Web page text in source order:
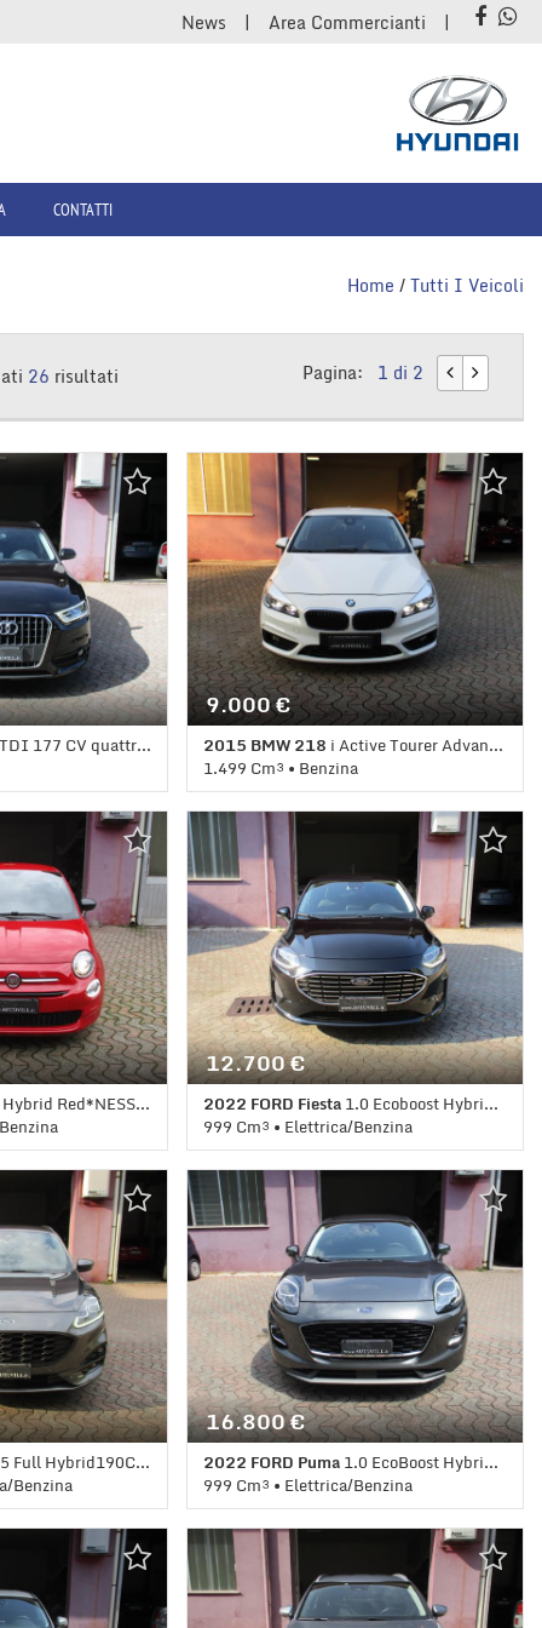
News Area Commercianti
CONTATTI
Home /Tutti I Veicoli
26 risultati Pagina: 1 di 2
CV quattro S tronic Advanced Plus
Automatico (7) •
• ABS •
• Airbag
• Alzacristalli
Cerchi in lega •
• Climatizzatore •
Control • ESP
antiparticolato •
• Park
posteriore
• Specchietti
9.000 €
2015 BMW 218 i Active Tourer Advantage *AUTOMATICA*NO PRIVATI
1.499 Cm³ • Benzina
119.000 Km • Cambio Automatico (6) •
Bianco pastello • 5 Porte • ABS • Airbag •
Airbag laterali • Airbag Passeggero •
Airbag testa • Alzacristalli elettrici •
Autoradio • Bluetooth • Cerchi in lega •
Chiusura centralizzata • Climatizzatore •
Controllo trazione • Cruise Control • ESP
• Fendinebbia • Immobilizzatore
elettronico • Park Distance Control •
Sedile posteriore sdoppiato • Servosterzo
• Specchietti laterali elettrici
Red*NESSUN VINCOLO FINANZIAMENTO
(6) • Rosso
• Airbag • Airbag
• Airbag
• Autoradio •
• Chiusura
• Controllo
• ESP •
• Sedile
Servosterzo •
12.700 €
2022 FORD Fiesta1.0 Ecoboost Hybrid125CV5 porteTitanium*PREZZOREAL
999 Cm³ • Elettrica/Benzina
60.000 Km • Cambio Manuale (6) • Nero
metallizzato • 5 Porte • ABS • Airbag •
Airbag laterali • Airbag Passeggero •
Airbag testa • Alzacristalli elettrici •
Autoradio • Bluetooth • Chiusura
centralizzata • Climatizzatore • Controllo
trazione • Cruise Control • ESP • Park
Distance Control • Sedile posteriore
sdoppiato • Servosterzo • Specchietti
laterali elettrici
2WD ST-Line X*PREZZO REALE
Benzina
Automatico (0) •
Porte • 360°
• Airbag laterali •
testa •
Autoradio •
16.800 €
2022 FORD Puma1.0 EcoBoost Hybrid 125CV autTitanium*PREZZO REALE
999 Cm³ • Elettrica/Benzina
59.000 Km • Cambio Automatico (7) •
Grigio metallizzato • 5 Porte • 360°
camera • ABS • Airbag • Airbag laterali •
Airbag Passeggero • Airbag testa •
Alzacristalli elettrici • Autoradio • Cerchi